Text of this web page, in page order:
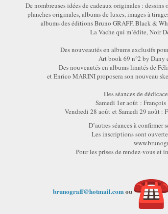
De nombreuses idées de cadeaux originales :
planches originales, albums de luxes, images à
albums des éditions Bruno GRAFF, Black &
La Vache qui m’édite, Noir
Des nouveautés en albums exclusifs
Art book 69 n°2 by Dany
Des nouveautés en albums limités de
et Enrico MARINI proposera son nouveau
Des séances de
Samedi 1er août :
Vendredi 28 août et Samedi 29 août
D’autres séances à confirmer
Les inscriptions sont
Pour les prises de rendez-vous et
brunograff@hotmail.com ou